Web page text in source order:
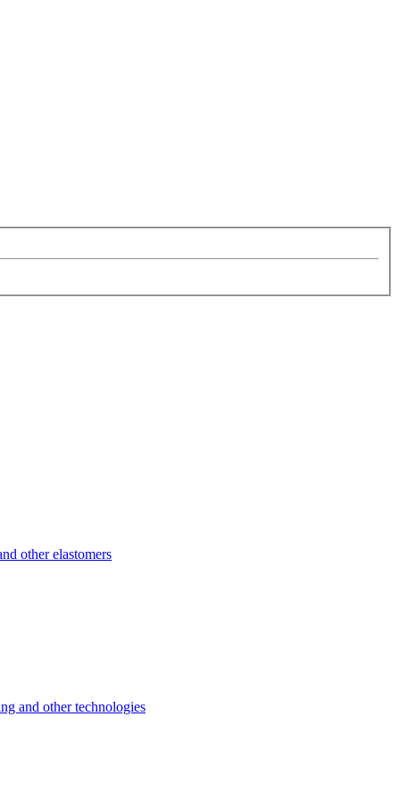
other elastomers
and other technologies